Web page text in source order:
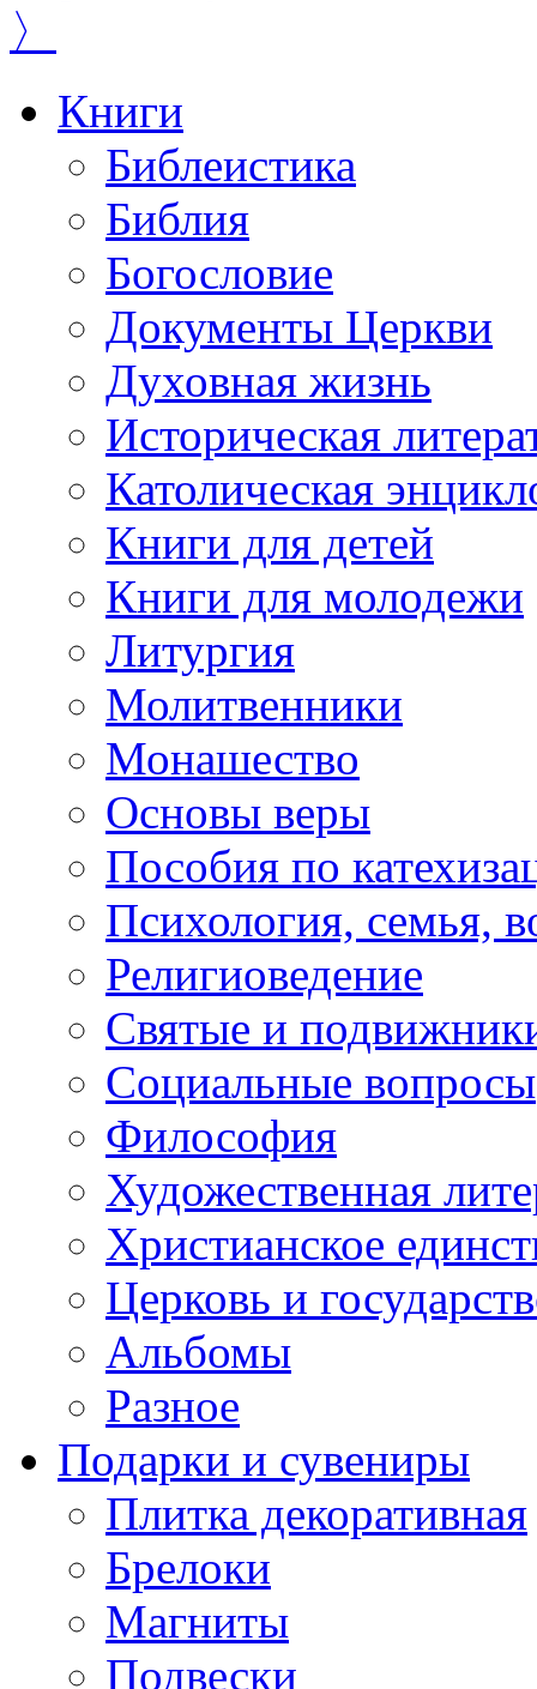
〉
Книги
Библеистика
Библия
Богословие
Документы Церкви
Духовная жизнь
Историческая
Католическая
Книги для детей
Книги для молодежи
Литургия
Молитвенники
Монашество
Основы веры
Пособия по
Психология, семья,
Религиоведение
Святые и
Социальные вопросы
Философия
Художественная
Христианское
Церковь и
Альбомы
Разное
Подарки и сувениры
Плитка декоративная
Брелоки
Магниты
Подвески